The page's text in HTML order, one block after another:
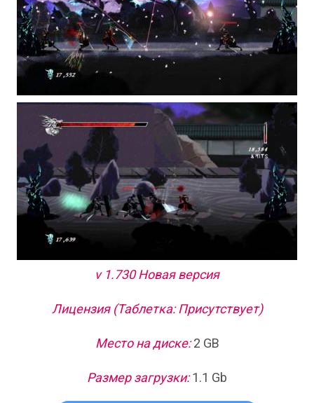
v 1.730 Новая версия
Лицензия (Таблетка: Присутствует)
Место на диске:2 GB
Размер загрузки:1.1 Gb